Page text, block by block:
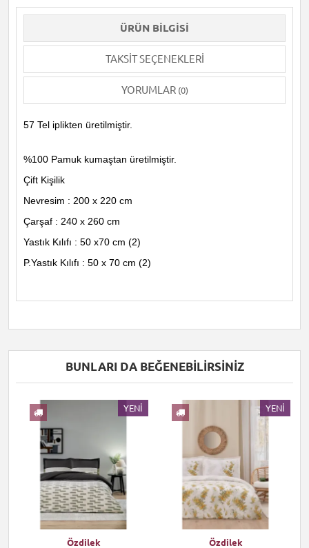
ÜRÜN BILGISI
TAKSIT SEÇENEKLERI
YORUMLAR (0)
57 Tel iplikten üretilmiştir.
%100 Pamuk kumaştan üretilmiştir.
Çift Kişilik
Nevresim : 200 x 220 cm
Çarşaf : 240 x 260 cm
Yastık Kılıfı : 50 x70 cm (2)
P.Yastık Kılıfı : 50 x 70 cm (2)
BUNLARI DA BEĞENEBILIRSINIZ
YENI
Özdilek
YENI
Özdilek